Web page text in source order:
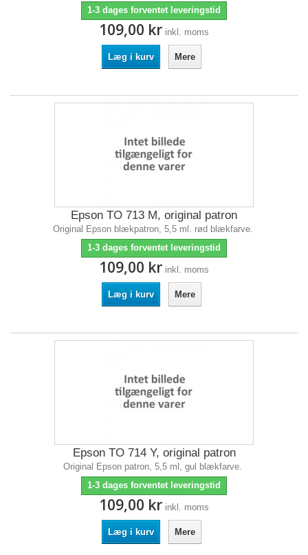
1-3 dages forventet leveringstid
109,00 kr inkl. moms
Læg i kurv Mere
Epson TO 713 M, original patron
Original Epson blækpatron, 5,5 ml. rød blækfarve.
1-3 dages forventet leveringstid
109,00 kr inkl. moms
Læg i kurv Mere
Epson TO 714 Y, original patron
Original Epson patron, 5,5 ml, gul blækfarve.
1-3 dages forventet leveringstid
109,00 kr inkl. moms
Læg i kurv Mere